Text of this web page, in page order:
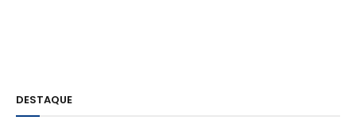
DESTAQUE